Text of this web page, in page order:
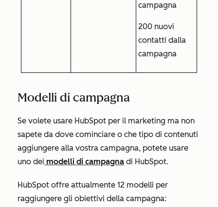
campagna
200 nuovi
contatti dalla
campagna
Modelli di campagna
Se volete usare HubSpot per il marketing ma non
sapete da dove cominciare o che tipo di contenuti
aggiungere alla vostra campagna, potete usare
uno dei modelli di campagna di HubSpot.
HubSpot offre attualmente 12 modelli per
raggiungere gli obiettivi della campagna: